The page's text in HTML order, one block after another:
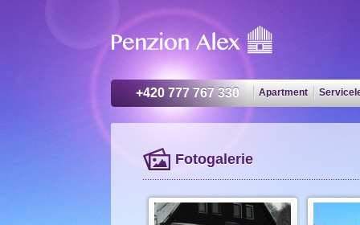
+420 777 767 330 Apartment
Fotogalerie